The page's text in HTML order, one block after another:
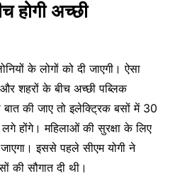
होगी अच्छी
के लोगों को दी जाएगी। ऐसा
और शहरों के बीच अच्छी पब्लिक
बात की जाए तो इलेक्ट्रिक बसों में 30
होंगे। महिलाओं की सुरक्षा के लिए
इससे पहले सीएम योगी ने
की सौगात दी थी।